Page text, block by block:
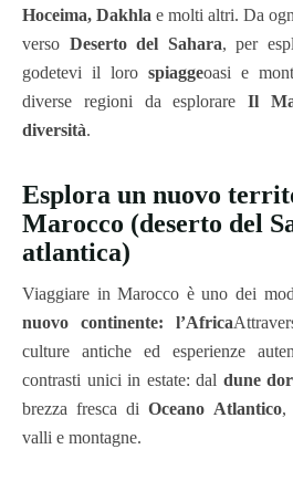
Hoceima, Dakhla e molti altri. Da
verso Deserto del Sahara, per
godetevi il loro spiaggeoasi e
diverse regioni da esplorareIl
diversità.
Esplora un nuovo
Marocco (deserto del
atlantica)
Viaggiare in Marocco è uno dei
nuovo continente: l’Africa
culture antiche ed esperienze
contrasti unici in estate: dal dune
brezza fresca diOceano Atlantico,
valli e montagne.